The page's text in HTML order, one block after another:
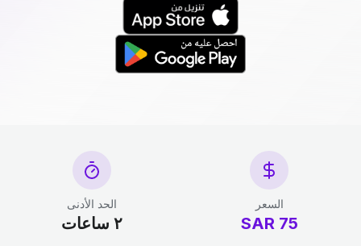
السعر
75 SAR
الحد الأدنى
٢ ساعات